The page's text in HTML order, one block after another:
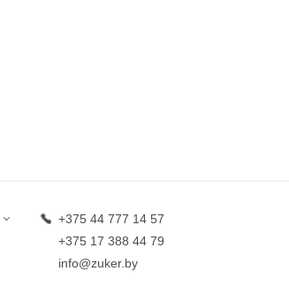
+375 44 777 14 57
+375 17 388 44 79
info@zuker.by